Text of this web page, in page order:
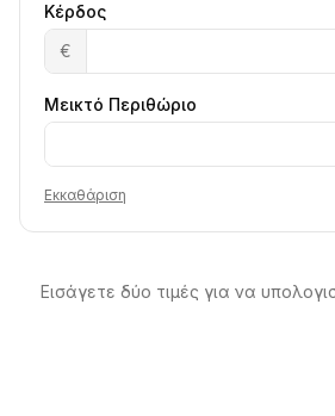
Κέρδος
€
Μεικτό Περιθώριο
Εκκαθάριση
Εισάγετε δύο τιμές για να